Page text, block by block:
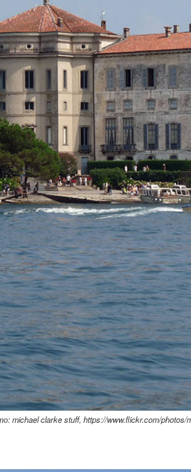
michael clarke stuff, https://www.flickr.com/